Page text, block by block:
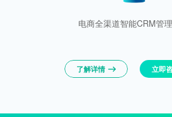
电商全渠道智能CRM管
了解详情 立即